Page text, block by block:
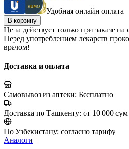
Удобная онлайн оплата
В корзину
Цена действует только при заказе на
Перед употреблением лекарств
врачом!
Доставка и оплата
Самовывоз из аптеки: Бесплатно
Доставка по Ташкенту: от 10 000 сум
По Узбекистану: согласно тарифу
Аналоги